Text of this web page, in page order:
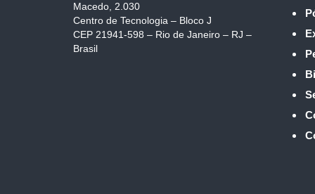
Macedo, 2.030
Centro de Tecnologia – Bloco J
CEP 21941-598 – Rio de Janeiro – RJ –
Brasil